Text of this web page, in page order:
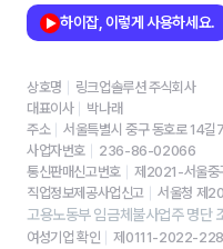
하이잡, 이렇게 사용하세요.
상호명
링크업솔루션 주식회사
대표이사
박나래
주소
서울특별시 중구 동호로 14
사업자번호
236-86-02066
통신판매신고번호
제2021-서울중
직업정보제공사업신고
서울청 제
고용노동부 임금체불사업주 명단
여성기업 확인
제0111-2022-